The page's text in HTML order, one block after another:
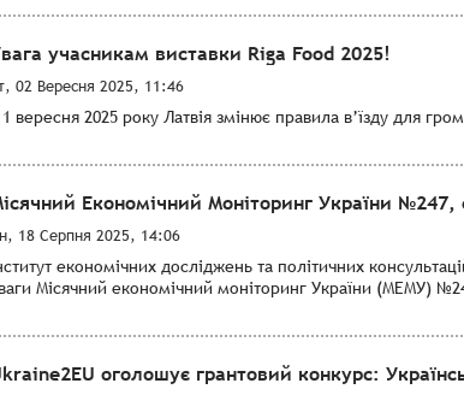
учасникам виставки Riga Food 2025!
02 Вересня 2025, 11:46
вересня 2025 року Латвія змінює правила в’їзду для
Економічний Моніторинг України №247,
18 Серпня 2025, 14:06
економічних досліджень та політичних
Місячний економічний моніторинг України (МЕМУ)
оголошує грантовий конкурс: